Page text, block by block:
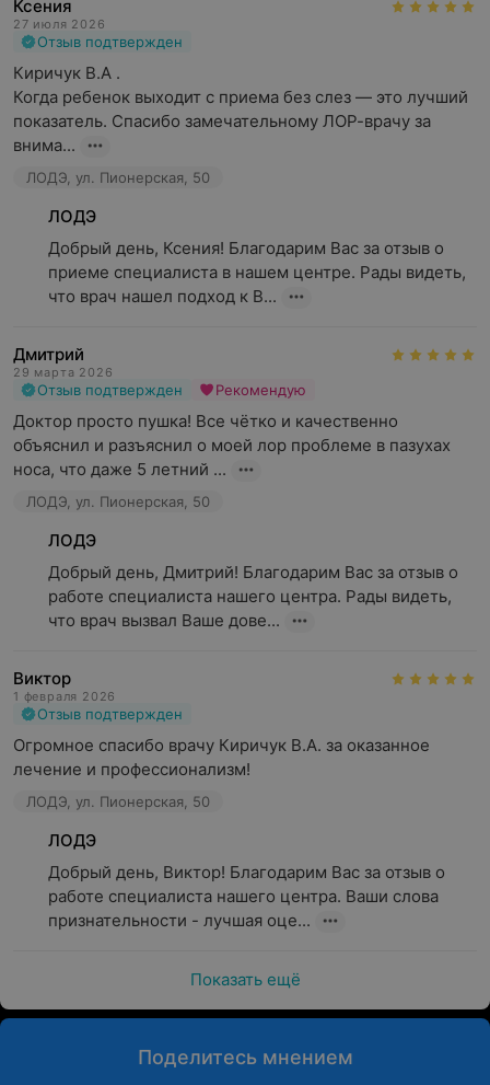
Ксения
27 июля 2026
Отзыв подтвержден
Киричук В.А .
Когда ребенок выходит с приема без слез — это лучший
показатель. Спасибо замечательному ЛОР-врачу за
внима...
ЛОДЭ, ул. Пионерская, 50
ЛОДЭ
Добрый день, Ксения! Благодарим Вас за отзыв о
приеме специалиста в нашем центре. Рады видеть,
что врач нашел подход к В...
Дмитрий
29 марта 2026
Отзыв подтвержден Рекомендую
Доктор просто пушка! Все чётко и качественно
объяснил и разъяснил о моей лор проблеме в пазухах
носа, что даже 5 летний ...
ЛОДЭ, ул. Пионерская, 50
ЛОДЭ
Добрый день, Дмитрий! Благодарим Вас за отзыв о
работе специалиста нашего центра. Рады видеть,
что врач вызвал Ваше дове...
Виктор
1 февраля 2026
Отзыв подтвержден
Огромное спасибо врачу Киричук В.А. за оказанное
лечение и профессионализм!
ЛОДЭ, ул. Пионерская, 50
ЛОДЭ
Добрый день, Виктор! Благодарим Вас за отзыв о
работе специалиста нашего центра. Ваши слова
признательности - лучшая оце...
Показать ещё
Поделитесь мнением